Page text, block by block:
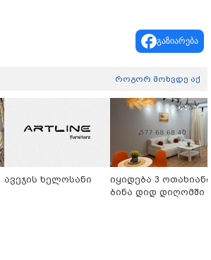
გაზიარება
როგორ მოხვდე აქ
ავეჯის ხელოსანი
იყიდება 3 ოთახიანი
ბინა დიდ დიღომში